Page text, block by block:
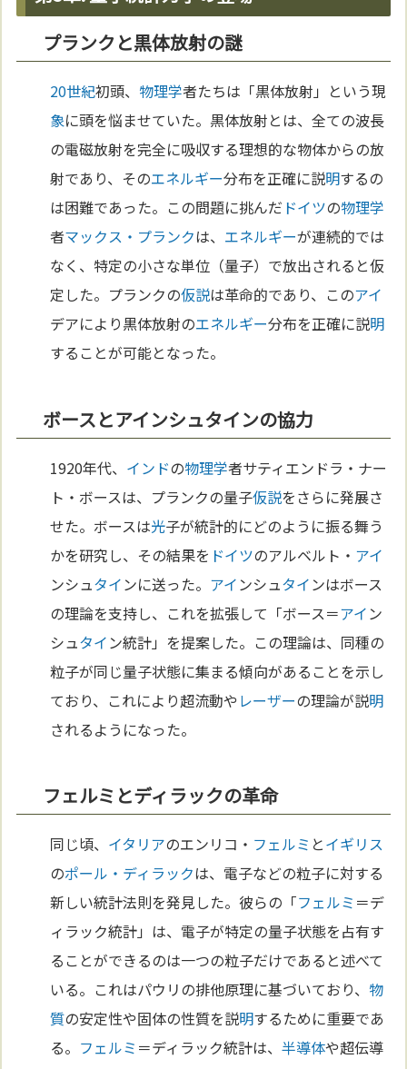
プランクと黒体放射の謎
20世紀初頭、 物理学者たちは「黒体放射」という現
象に頭を悩ませていた。黒体放射とは、全ての波長
の電磁放射を完全に吸収する理想的な物体からの放
射であり、そのエネルギー分布を正確に説明するの
は困難であった。この問題に挑んだ ドイツの物理学
者マックス・プランクは、 エネルギーが連続的では
なく、特定の小さな単位（量子）で放出されると仮
定した。プランクの仮説は革命的であり、このアイ
デアにより黒体放射のエネルギー分布を正確に説明
することが可能となった。
ボースとアインシュタインの協力
1920年代、 インドの物理学者サティエンドラ・ナー
ト・ボースは、プランクの量子仮説をさらに発展さ
せた。ボースは光子が統計的にどのように振る舞う
かを研究し、その結果を ドイツのアルベルト・ アイ
ンシュタイ ンに送った。 アイ ンシュタイ ンはボース
の理論を支持し、これを拡張して「ボース＝アイ ン
シュタイ ン統計」を提案した。この理論は、同種の
粒子が同じ量子状態に集まる傾向があることを示し
ており、これにより超流動や レーザーの理論が説明
されるようになった。
フェルミとディラックの革命
同じ頃、 イタリアのエンリコ・ フェルミ とイギリス
のポール・ディラックは、電子などの粒子に対する
新しい統計法則を発見した。彼らの「フェルミ ＝デ
ィラック統計」は、電子が特定の量子状態を占有す
ることができるのは一つの粒子だけであると述べて
いる。これはパウリの排他原理に基づいており、 物
質の安定性や固体の性質を説明するために重要であ
る。 フェルミ ＝ディラック統計は、半導体や超伝導